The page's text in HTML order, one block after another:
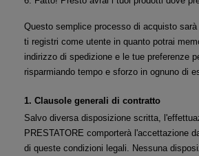
Questo semplice processo di acquisto
ti registri come utente in quanto potrai
indirizzo di spedizione e le tue preferenze
risparmiando tempo e sforzo in ognuno di
1. Clausole generali di contratto
Salvo diversa disposizione scritta,
PRESTATORE comporterà l'accettazione
di queste condizioni legali. Nessuna